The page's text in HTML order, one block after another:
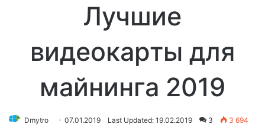
Лучшие
видеокарты для
майнинга 2019
Dmytro 07.01.2019 Last Updated: 19.02.2019 3 3 694